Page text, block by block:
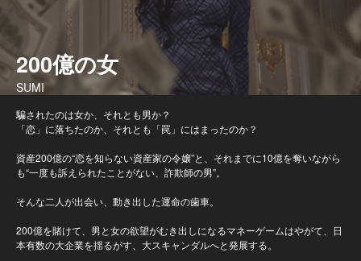
200億の女
SUMI
騙されたのは女か、それとも男か？
「恋」に落ちたのか、それとも「罠」にはまったのか？
資産200億の“恋を知らない資産家の令嬢”と、それまでに10億を奪いながら
も“一度も訴えられたことがない、詐欺師の男”。
そんな二人が出会い、動き出した運命の歯車。
200億を賭けて、男と女の欲望がむき出しになるマネーゲームはやがて、日
本有数の大企業を揺るがす、大スキャンダルへと発展する。